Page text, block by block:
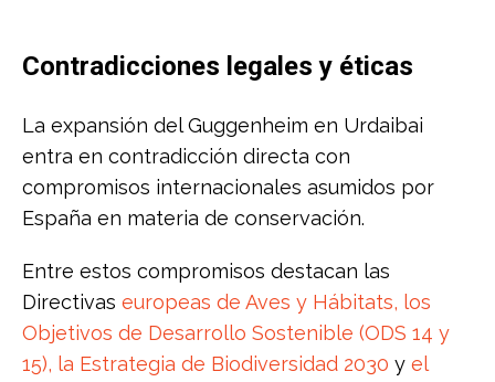
Contradicciones legales y éticas
La expansión del Guggenheim en Urdaibai
entra en contradicción directa con
compromisos internacionales asumidos por
España en materia de conservación.
Entre estos compromisos destacan las
Directivas europeas de Aves y Hábitats, los
Objetivos de Desarrollo Sostenible (ODS 14 y
15), la Estrategia de Biodiversidad 2030 y el